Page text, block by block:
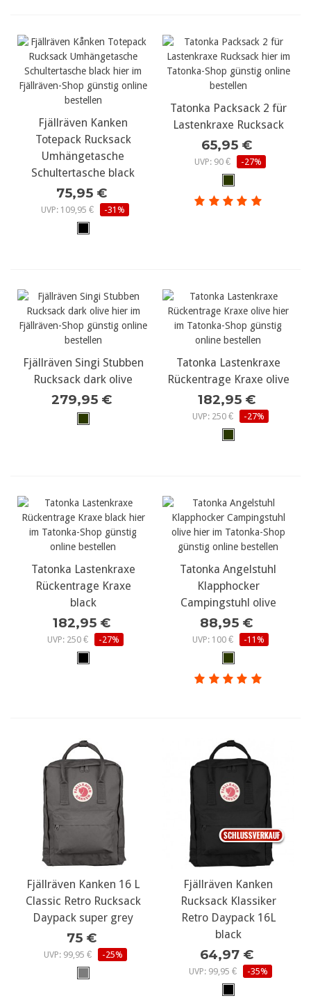
Fjällräven Kanken
Totepack Rucksack
Umhängetasche
Schultertasche black
75,95 €
UVP: 109,95 € -31%
Tatonka Packsack 2 für
Lastenkraxe Rucksack
65,95 €
UVP: 90 € -27%
Fjällräven Singi Stubben
Rucksack dark olive
279,95 €
Tatonka Lastenkraxe
Rückentrage Kraxe olive
182,95 €
UVP: 250 € -27%
Tatonka Lastenkraxe
Rückentrage Kraxe
black
182,95 €
UVP: 250 € -27%
Tatonka Angelstuhl
Klapphocker
Campingstuhl olive
88,95 €
UVP: 100 € -11%
Fjällräven Kanken 16 L
Classic Retro Rucksack
Daypack super grey
75 €
UVP: 99,95 € -25%
Fjällräven Kanken
Rucksack Klassiker
Retro Daypack 16L
black
64,97 €
UVP: 99,95 € -35%